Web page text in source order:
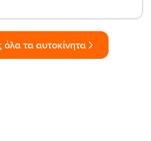
όλα τα αυτοκίνητα